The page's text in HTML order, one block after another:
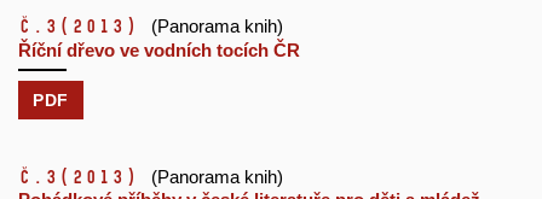
č.3 (2013)
(Panorama knih)
Říční dřevo ve vodních tocích ČR
PDF
č.3 (2013)
(Panorama knih)